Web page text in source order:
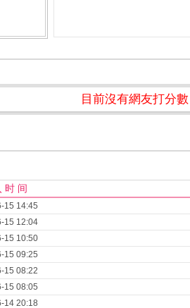
目前沒有網友打分數
时 间
15 14:45
15 12:04
15 10:50
15 09:25
15 08:22
15 08:05
14 20:18